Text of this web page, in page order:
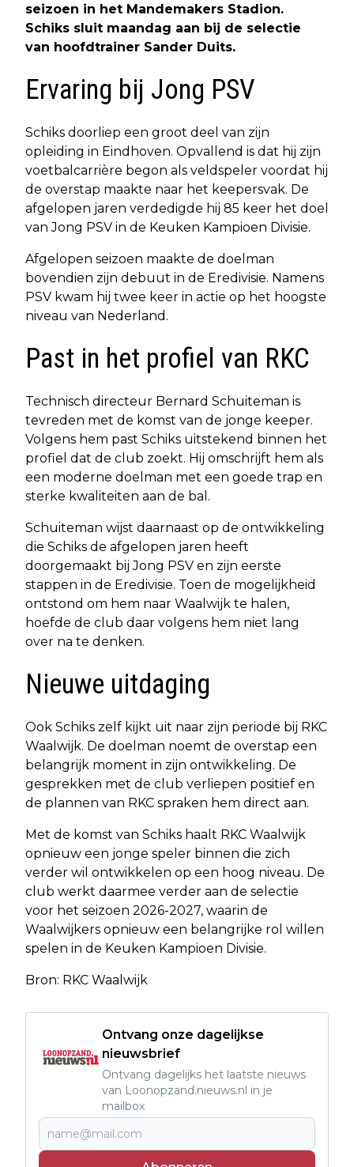
seizoen in het Mandemakers Stadion.
Schiks sluit maandag aan bij de selectie
van hoofdtrainer Sander Duits.
Ervaring bij Jong PSV
Schiks doorliep een groot deel van zijn
opleiding in Eindhoven. Opvallend is dat hij zijn
voetbalcarrière begon als veldspeler voordat hij
de overstap maakte naar het keepersvak. De
afgelopen jaren verdedigde hij 85 keer het doel
van Jong PSV in de Keuken Kampioen Divisie.
Afgelopen seizoen maakte de doelman
bovendien zijn debuut in de Eredivisie. Namens
PSV kwam hij twee keer in actie op het hoogste
niveau van Nederland.
Past in het profiel van RKC
Technisch directeur Bernard Schuiteman is
tevreden met de komst van de jonge keeper.
Volgens hem past Schiks uitstekend binnen het
profiel dat de club zoekt. Hij omschrijft hem als
een moderne doelman met een goede trap en
sterke kwaliteiten aan de bal.
Schuiteman wijst daarnaast op de ontwikkeling
die Schiks de afgelopen jaren heeft
doorgemaakt bij Jong PSV en zijn eerste
stappen in de Eredivisie. Toen de mogelijkheid
ontstond om hem naar Waalwijk te halen,
hoefde de club daar volgens hem niet lang
over na te denken.
Nieuwe uitdaging
Ook Schiks zelf kijkt uit naar zijn periode bij RKC
Waalwijk. De doelman noemt de overstap een
belangrijk moment in zijn ontwikkeling. De
gesprekken met de club verliepen positief en
de plannen van RKC spraken hem direct aan.
Met de komst van Schiks haalt RKC Waalwijk
opnieuw een jonge speler binnen die zich
verder wil ontwikkelen op een hoog niveau. De
club werkt daarmee verder aan de selectie
voor het seizoen 2026-2027, waarin de
Waalwijkers opnieuw een belangrijke rol willen
spelen in de Keuken Kampioen Divisie.
Bron: RKC Waalwijk
Ontvang onze dagelijkse
nieuwsbrief
Ontvang dagelijks het laatste nieuws
van Loonopzand.nieuws.nl in je
mailbox